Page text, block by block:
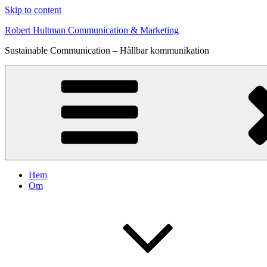
Skip to content
Robert Hultman Communication & Marketing
Sustainable Communication – Hållbar kommunikation
Hem
Om